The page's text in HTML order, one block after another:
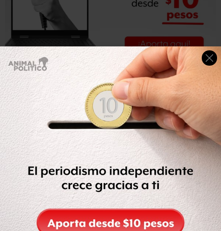
El cuarto delito que el fiscal imputa al exsecretario de
Seguridad Pública es el de haber rendido en 2018 una o
más declaraciones falsas ante agentes del Servicio de
Aduanas e Inmigración de los Estados Unidos (USCIS por
sus siglas en ingles), en la que negó que estuviera
implicado o que haya participado en hechos
posiblemente constitutivos de algún delito.
“Cuando en realidad era consciente que si había
participado en actividades criminales por las cuales no
había sido arrestado”, añade el fiscal.
“Garcia Luna stands accused of taking millions of dollars